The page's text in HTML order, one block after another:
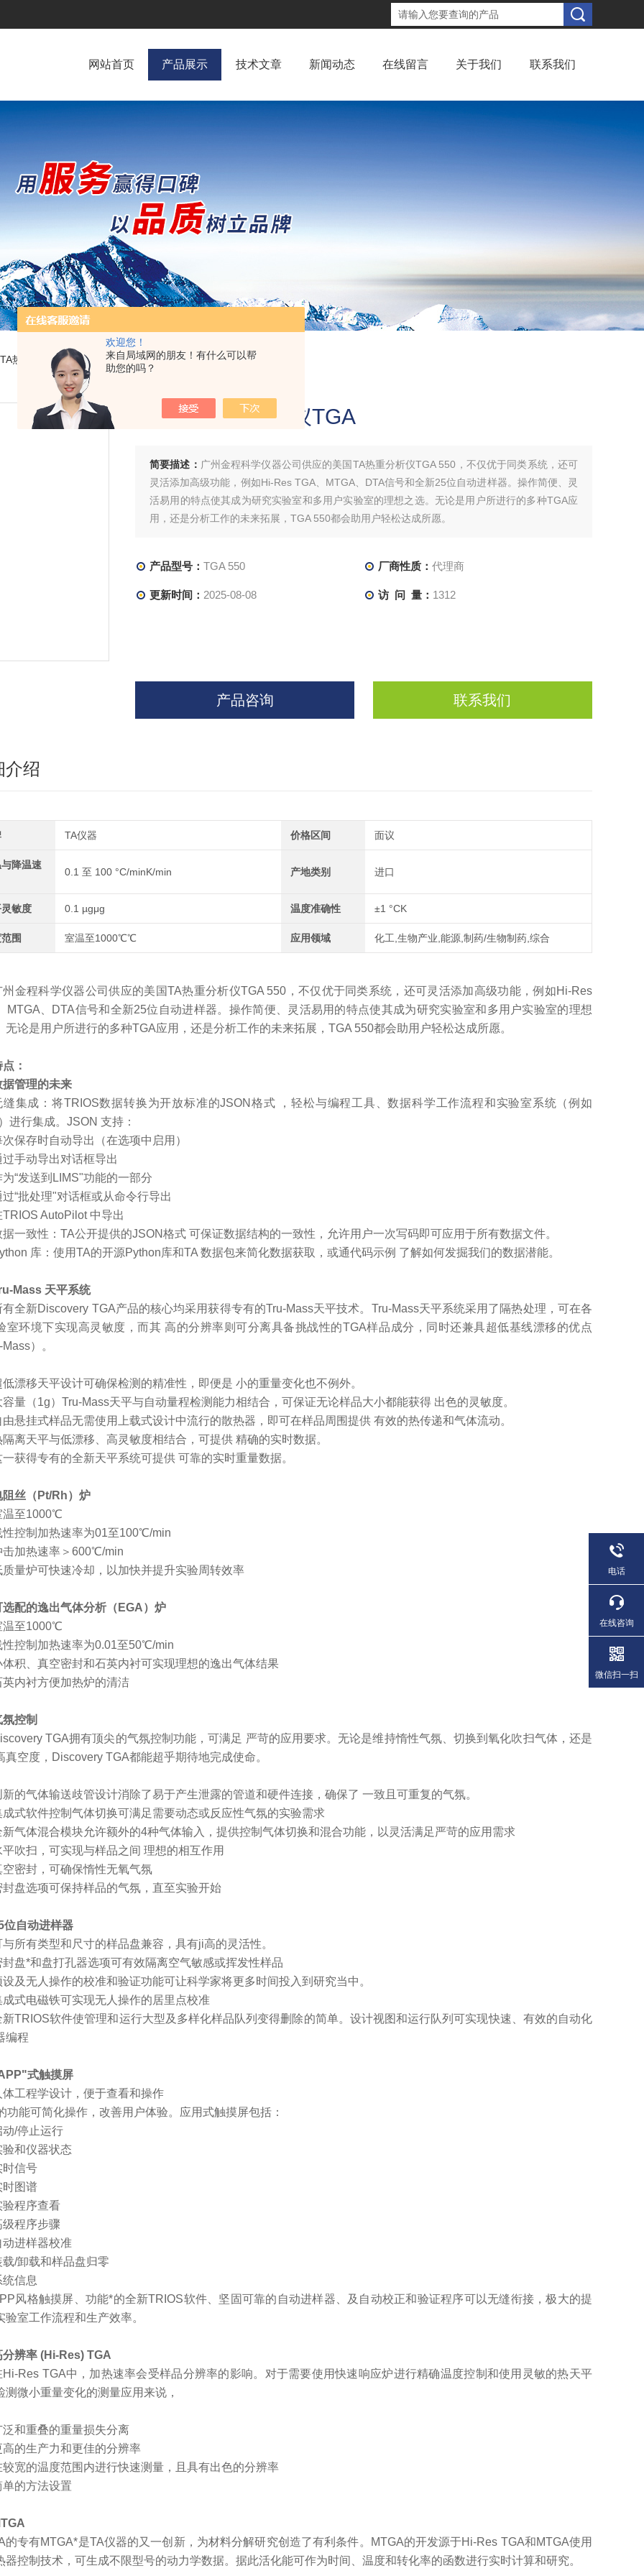
欢迎您！
来自局域网的朋友！有什么可以帮
助您的吗？
网站首页 产品展示 技术文章 新闻动态 在线留言 关于我们 联系我们
热重分析仪TGA
美国TA热重分析仪TGA
简要描述： 广州金程科学仪器公司供应的美国TA热重分析仪TGA 550，不仅优于同类系统，还可
灵活添加高级功能，例如Hi-Res TGA、MTGA、DTA信号和全新25位自动进样器。操作简便、灵
活易用的特点使其成为研究实验室和多用户实验室的理想之选。无论是用户所进行的多种TGA应
用，还是分析工作的未来拓展，TGA 550都会助用户轻松达成所愿。
产品型号： TGA 550 厂商性质： 代理商
更新时间： 2025-08-08 访 问 量： 1312
产品咨询 联系我们
介绍
TA仪器 价格区间 面议
降温速
0.1 至 100 °C/minK/min 产地类别 进口
敏度 0.1 µgμg 温度准确性 ±1 °CK
围 室温至1000℃℃ 应用领域 化工,生物产业,能源,制药/生物制药,综合
州金程科学仪器公司供应的美国TA热重分析仪TGA 550，不仅优于同类系统，还可灵活添加高级功能，例如Hi-Res
MTGA、DTA信号和全新25位自动进样器。操作简便、灵活易用的特点使其成为研究实验室和多用户实验室的理想
无论是用户所进行的多种TGA应用，还是分析工作的未来拓展，TGA 550都会助用户轻松达成所愿。
：
据管理的未来
缝集成：将TRIOS数据转换为开放标准的JSON格式 ，轻松与编程工具、数据科学工作流程和实验室系统（例如
进行集成。JSON 支持：
次保存时自动导出（在选项中启用）
过手动导出对话框导出
为“发送到LIMS"功能的一部分
过“批处理"对话框或从命令行导出
TRIOS AutoPilot 中导出
据一致性： TA公开提供的JSON格式 可保证数据结构的一致性，允许用户一次写码即可应用于所有数据文件。
库：使用TA的开源Python库和TA 数据包来简化数据获取，或通代码示例 了解如何发掘我们的数据潜能。
Mass 天平系统
有全新Discovery TGA产品的核心均采用获得专有的Tru-Mass天平技术。Tru-Mass天平系统采用了隔热处理，可在各
室环境下实现高灵敏度，而其 高的分辨率则可分离具备挑战性的TGA样品成分，同时还兼具超低基线漂移的优点
）。
低漂移天平设计可确保检测的精准性，即便是 小的重量变化也不例外。
容量（1g）Tru-Mass天平与自动量程检测能力相结合，可保证无论样品大小都能获得 出色的灵敏度。
由悬挂式样品无需使用上载式设计中流行的散热器，即可在样品周围提供 有效的热传递和气体流动。
隔离天平与低漂移、高灵敏度相结合，可提供 精确的实时数据。
一获得专有的全新天平系统可提供 可靠的实时重量数据。
阻丝（ Pt/Rh）炉
温至1000℃
性控制加热速率为01至100℃/min
击加热速率＞ 600℃/min
质量炉可快速冷却，以加快并提升实验周转效率
选配的逸出气体分析（ EGA）炉
温至1000℃
性控制加热速率为0.01至50℃/min
体积、真空密封和石英内衬可实现理想的逸出气体结果
英内衬方便加热炉的清洁
氛控制
TGA拥有顶尖的气氛控制功能，可满足 严苛的应用要求。无论是维持惰性气氛、切换到氧化吹扫气体，还是
真空度，Discovery TGA都能超乎期待地完成使命。
新的气体输送歧管设计消除了易于产生泄露的管道和硬件连接，确保了 一致且可重复的气氛。
成式软件控制气体切换可满足需要动态或反应性气氛的实验需求
新气体混合模块允许额外的4种气体输入，提供控制气体切换和混合功能，以灵活满足严苛的应用需求
平吹扫，可实现与样品之间 理想的相互作用
空密封，可确保惰性无氧气氛
封盘选项可保持样品的气氛，直至实验开始
位自动进样器
与所有类型和尺寸的样品盘兼容，具有ji高的灵活性。
封盘*和盘打孔器选项可有效隔离空气敏感或挥发性样品
设及无人操作的校准和验证功能可让科学家将更多时间投入到研究当中。
成式电磁铁可实现无人操作的居里点校准
新TRIOS软件使管理和运行大型及多样化样品队列变得删除的简单。设计视图和运行队列可实现快速、有效的自动化
编程
式触摸屏
体工程学设计，便于查看和操作
功能可简化操作，改善用户体验。应用式触摸屏包括：
动/停止运行
验和仪器状态
时信号
时图谱
验程序查看
级程序步骤
动进样器校准
载/卸载和样品盘归零
统信息
风格触摸屏、功能*的全新TRIOS软件、坚固可靠的自动进样器、及自动校正和验证程序可以无缝衔接，极大的提
验室工作流程和生产效率。
分辨率 (Hi-Res) TGA
Hi-Res TGA中，加热速率会受样品分辨率的影响。对于需要使用快速响应炉进行精确温度控制和使用灵敏的热天平
测微小重量变化的测量应用来说，
泛和重叠的重量损失分离
高的生产力和更佳的分辨率
较宽的温度范围内进行快速测量，且具有出色的分辨率
单的方法设置
的专有MTGA*是TA仪器的又一创新，为材料分解研究创造了有利条件。MTGA的开发源于Hi-Res TGA和MTGA使用
器控制技术，可生成不限型号的动力学数据。据此活化能可作为时间、温度和转化率的函数进行实时计算和研究。
电话
在线咨询
微信扫一扫